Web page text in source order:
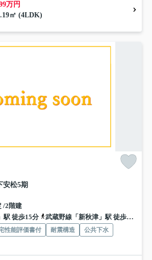
万円
㎡ (4LDK)
松5期
/2階建
駅 徒歩15分
武蔵野線「新秋津」駅 徒歩22分
性能評価書付 耐震構造
公共下水